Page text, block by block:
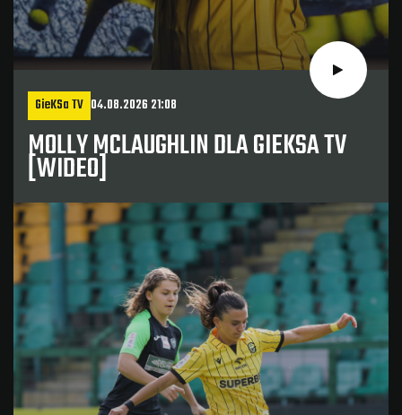
GieKSa TV 04.08.2026 21:08
MOLLY MCLAUGHLIN DLA GIEKSA TV
[WIDEO]